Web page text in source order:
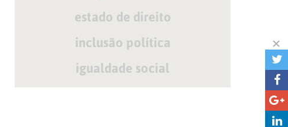
estado de direito
inclusão política
igualdade social